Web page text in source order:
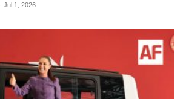
Jul 1, 2026